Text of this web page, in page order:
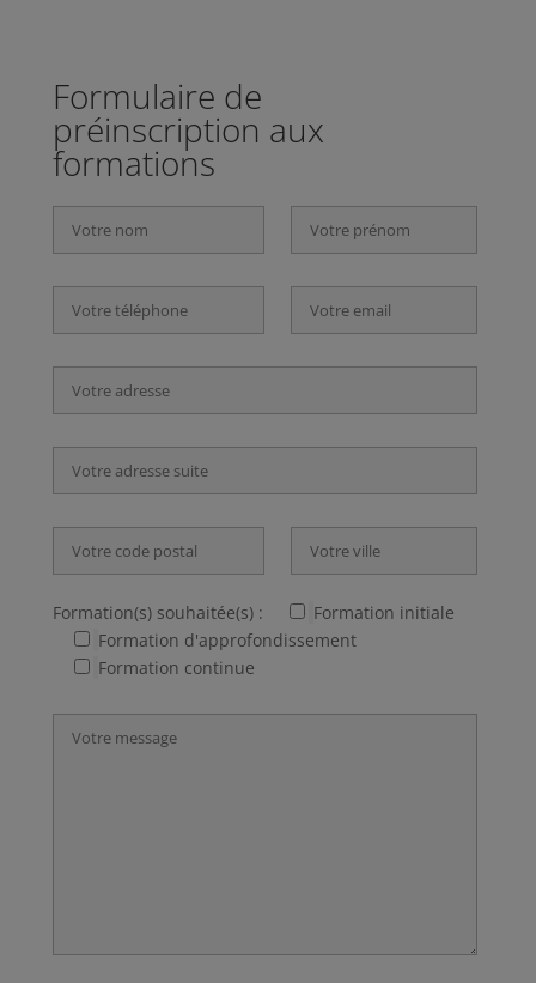
Formulaire de
préinscription aux
formations
Veuillez laisser ce champ vide.
Formation(s) souhaitée(s) :
Formation initiale
Formation d'approfondissement
Formation continue